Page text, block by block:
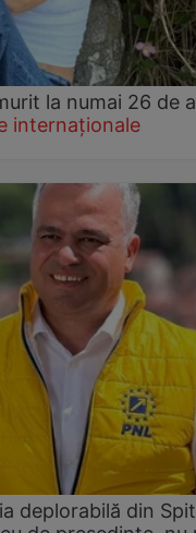
la numai 26 de
internaționale
deplorabilă din